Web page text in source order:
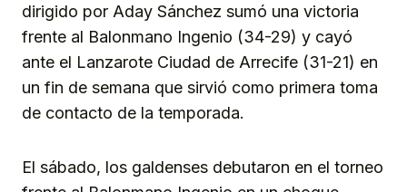
dirigido por Aday Sánchez sumó una victoria
frente al Balonmano Ingenio (34-29) y cayó
ante el Lanzarote Ciudad de Arrecife (31-21) en
un fin de semana que sirvió como primera toma
de contacto de la temporada.
El sábado, los galdenses debutaron en el torneo